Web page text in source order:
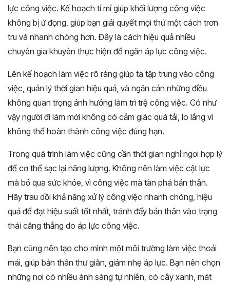
lực công việc. Kế hoạch tỉ mỉ giúp khối lượng công việc
không bị ứ đọng, giúp bạn giải quyết mọi thứ một cách trơn
tru và nhanh chóng hơn. Đây là cách hiệu quả nhiều
chuyên gia khuyên thực hiện để ngăn áp lực công việc.
Lên kế hoạch làm việc rõ ràng giúp ta tập trung vào công
việc, quản lý thời gian hiệu quả, và ngăn cản những điều
không quan trọng ảnh hưởng làm trì trệ công việc. Có như
vậy người đi làm mới không có cảm giác quá tải, lo lắng vì
không thể hoàn thành công việc đúng hạn.
Trong quá trình làm việc cũng cần thời gian nghỉ ngơi hợp lý
để cơ thể sạc lại năng lượng. Không nên làm việc cật lực
mà bỏ qua sức khỏe, vì công việc mà tàn phá bản thân.
Hãy trau dồi khả năng xử lý công việc nhanh chóng, hiệu
quả để đạt hiệu suất tốt nhất, tránh đẩy bản thân vào trạng
thái căng thẳng do áp lực công việc.
Bạn cũng nên tạo cho mình một môi trường làm việc thoải
mái, giúp bản thân thư giãn, giảm nhẹ áp lực. Bạn nên chọn
những nơi có nhiều ánh sáng tự nhiên, có cây xanh, mát